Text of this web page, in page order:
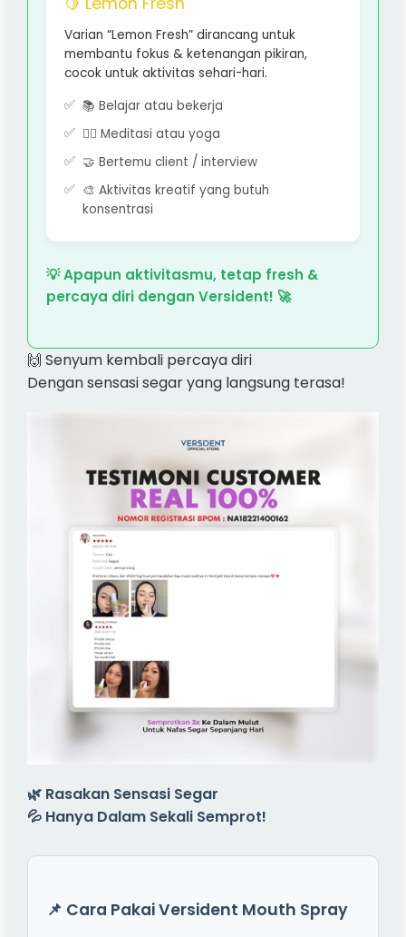
Varian “Lemon Fresh” dirancang untuk
membantu fokus & ketenangan pikiran,
cocok untuk aktivitas sehari-hari.
📚 Belajar atau bekerja
🧘‍♀️ Meditasi atau yoga
🤝 Bertemu client / interview
🎨 Aktivitas kreatif yang butuh
konsentrasi
💡 Apapun aktivitasmu, tetap fresh &
percaya diri dengan Versident! 🚀
🙌 Senyum kembali percaya diri
Dengan sensasi segar yang langsung terasa!
🌿 Rasakan Sensasi Segar
💦 Hanya Dalam Sekali Semprot!
📌 Cara Pakai Versident Mouth Spray